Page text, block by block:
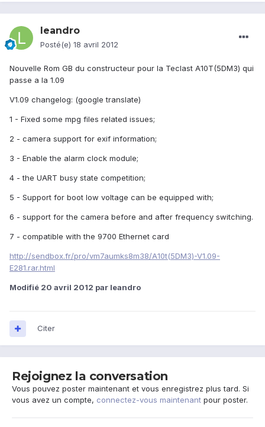
leandro
Posté(e) 18 avril 2012
Nouvelle Rom GB du constructeur pour la Teclast A10T(5DM3) qui
passe a la 1.09
V1.09 changelog: (google translate)
1 - Fixed some mpg files related issues;
2 - camera support for exif information;
3 - Enable the alarm clock module;
4 - the UART busy state competition;
5 - Support for boot low voltage can be equipped with;
6 - support for the camera before and after frequency switching.
7 - compatible with the 9700 Ethernet card
http://sendbox.fr/pro/vm7aumks8m38/A10t(5DM3)-V1.09-
E281.rar.html
Modifié 20 avril 2012 par leandro
Citer
Rejoignez la conversation
Vous pouvez poster maintenant et vous enregistrez plus tard. Si
vous avez un compte, connectez-vous maintenant pour poster.